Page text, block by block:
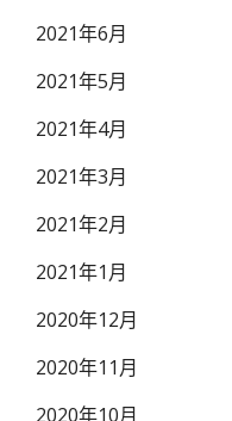
2021年6月
2021年5月
2021年4月
2021年3月
2021年2月
2021年1月
2020年12月
2020年11月
2020年10月